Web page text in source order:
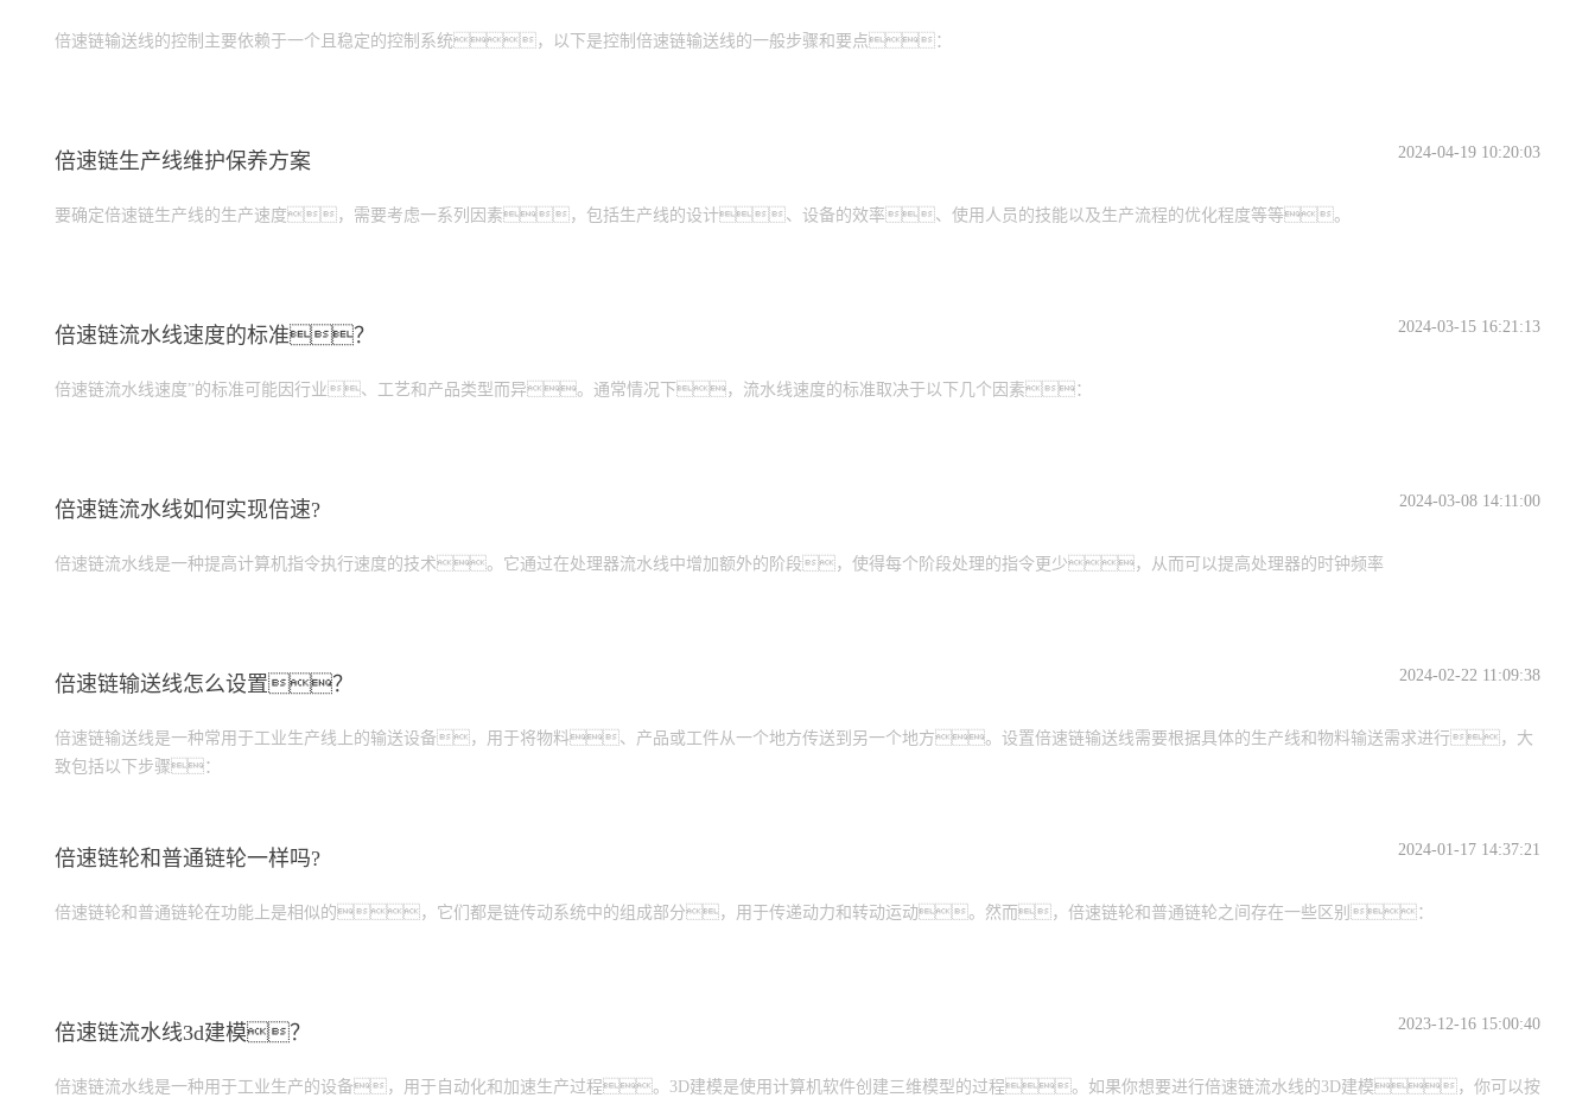
倍速链输送线的控制主要依赖于一个且稳定的控制系统，以下是控制倍速链输送线的一般步骤和要点：
倍速链生产线维护保养方案 2024-04-19 10:20:03
要确定倍速链生产线的生产速度，需要考虑一系列因素，包括生产线的设计、设备的效率、使用人员的技能以及生产流程的优化程度等等。
倍速链流水线速度的标准？ 2024-03-15 16:21:13
倍速链流水线速度”的标准可能因行业、工艺和产品类型而异。通常情况下，流水线速度的标准取决于以下几个因素：
倍速链流水线如何实现倍速? 2024-03-08 14:11:00
倍速链流水线是一种提高计算机指令执行速度的技术。它通过在处理器流水线中增加额外的阶段，使得每个阶段处理的指令更少，从而可以提高处理器的时钟频率
倍速链输送线怎么设置？ 2024-02-22 11:09:38
倍速链输送线是一种常用于工业生产线上的输送设备，用于将物料、产品或工件从一个地方传送到另一个地方。设置倍速链输送线需要根据具体的生产线和物料输送需求进行，大
致包括以下步骤：
倍速链轮和普通链轮一样吗? 2024-01-17 14:37:21
倍速链轮和普通链轮在功能上是相似的，它们都是链传动系统中的组成部分，用于传递动力和转动运动。然而，倍速链轮和普通链轮之间存在一些区别：
倍速链流水线3d建模？ 2023-12-16 15:00:40
倍速链流水线是一种用于工业生产的设备，用于自动化和加速生产过程。3D建模是使用计算机软件创建三维模型的过程。如果你想要进行倍速链流水线的3D建模，你可以按